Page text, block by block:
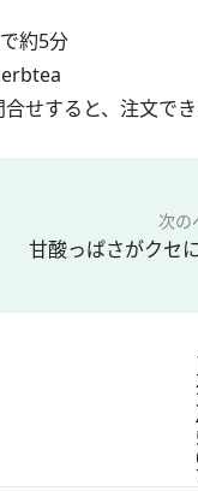
約5分
せすると、注文でき
次の
甘酸っぱさがクセ